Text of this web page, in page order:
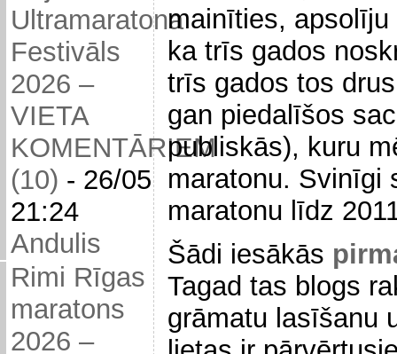
Ultramaratona
Festivāls
2026 –
VIETA
KOMENTĀRIEM
(10) - 26/05
21:24
Andulis
Rimi Rīgas
maratons
2026 –
mainīties,
ka trīs gados
trīs gados tos
gan piedalīšos
publiskās), kuru
maratonu. Svinīgi
maratonu līdz
Šādi iesākās
Tagad tas blogs
grāmatu lasīšanu